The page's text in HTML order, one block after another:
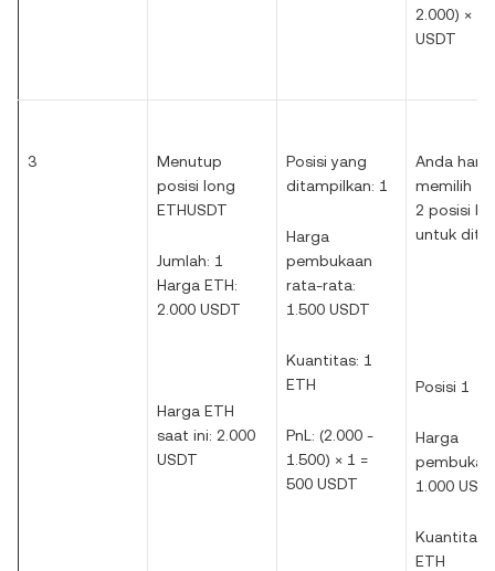
2.000) × 1
USDT
3
Menutup
posisi long
ETHUSDT
Jumlah: 1
Harga ETH:
2.000 USDT
Harga ETH
saat ini: 2.000
USDT
Posisi yang
ditampilkan: 1
Harga
pembukaan
rata-rata:
1.500 USDT
Kuantitas: 1
ETH
PnL: (2.000 -
1.500) × 1 =
500 USDT
Anda
memilih 1
2 posisi
untuk
Posisi 1
Harga
1.000
Kuantitas:
ETH